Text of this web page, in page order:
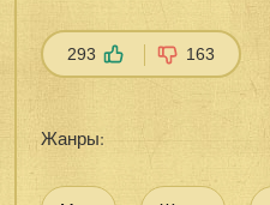
293 163
Жанры: